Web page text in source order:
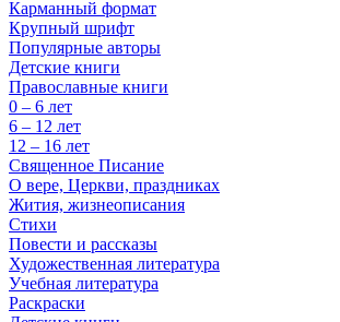
Карманный формат
Крупный шрифт
Популярные авторы
Детские книги
Православные книги
0 – 6 лет
6 – 12 лет
12 – 16 лет
Священное Писание
О вере, Церкви, праздниках
Жития, жизнеописания
Стихи
Повести и рассказы
Художественная литература
Учебная литература
Раскраски